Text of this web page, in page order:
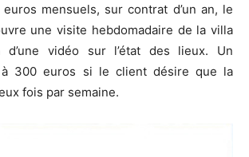
mensuels, sur contrat d’un an, le
une visite hebdomadaire de la villa
d’une vidéo sur l’état des lieux. Un
à 300 euros si le client désire que la
fois par semaine.